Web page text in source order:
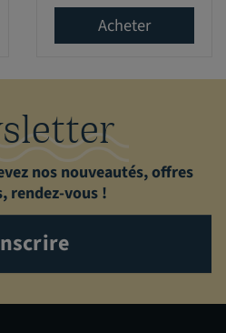
Acheter
nos nouveautés, offres
rendez-vous !